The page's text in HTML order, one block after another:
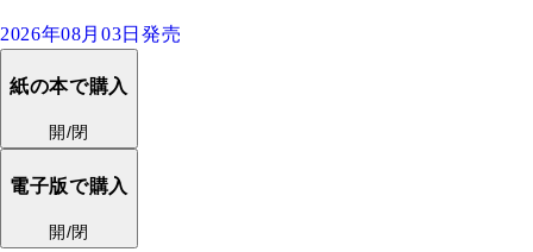
2026年08月03日発売
紙の本で購入
開/閉
電子版で購入
開/閉